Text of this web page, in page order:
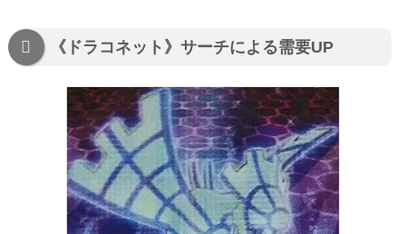
《ドラコネット》サーチによる需要UP